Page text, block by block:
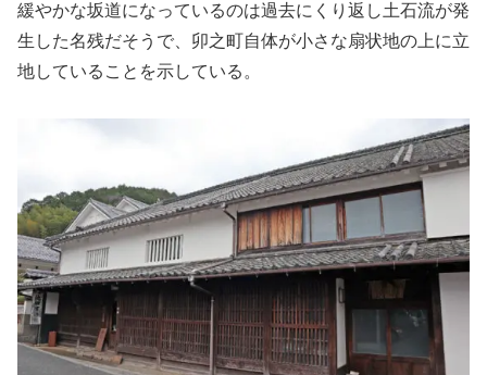
緩やかな坂道になっているのは過去にくり返し土石流が発
生した名残だそうで、卯之町自体が小さな扇状地の上に立
地していることを示している。